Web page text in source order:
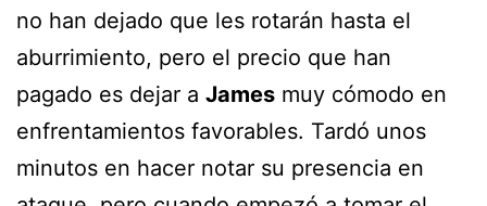
no han dejado que les rotarán hasta el
aburrimiento, pero el precio que han
pagado es dejar a James muy cómodo en
enfrentamientos favorables. Tardó unos
minutos en hacer notar su presencia en